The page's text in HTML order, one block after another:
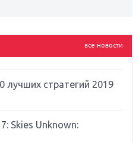
все новости
ругать
лучших стратегий 2019
Skies Unknown: